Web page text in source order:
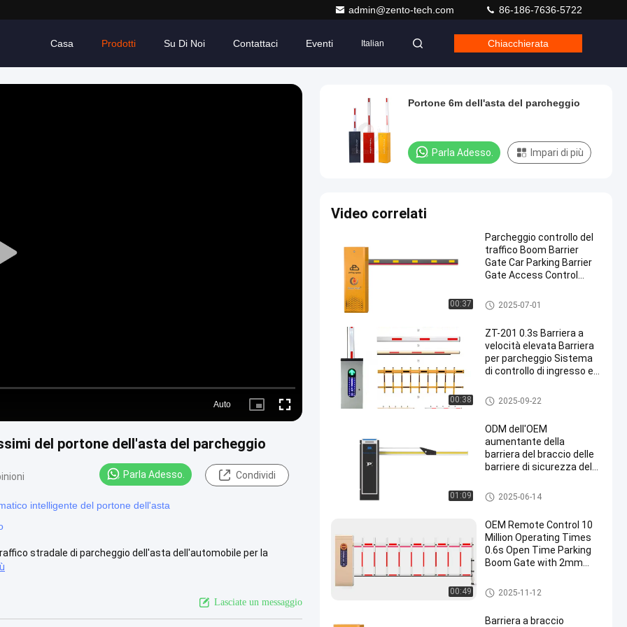
admin@zento-tech.com 86-186-7636-5722
Casa Prodotti Su Di Noi Contattaci Eventi Italian Chiacchierata
Play
Auto
Picture- Fullscreen
del portone dell'asta del parcheggio
Parla Adesso. Condividi
intelligente del portone dell'asta
stradale di parcheggio dell'asta dell'automobile per la
Lasciate un messaggio
Portone 6m dell'asta del parcheggio
Parla Adesso. Impari di più
Video correlati
00:37
Parcheggio controllo del
traffico Boom Barrier
Gate Car Parking Barrier
Gate Access Control
Portone dell'asta del parchegg
io
2025-07-01
00:38
ZT-201 0.3s Barriera a
velocità elevata Barriera
per parcheggio Sistema
di controllo di ingresso ed
Portone dell'asta del parchegg
io
2025-09-22
01:09
ODM dell'OEM
aumentante della
barriera del braccio delle
barriere di sicurezza del
Portone dell'asta del parchegg
io
2025-06-14
00:49
OEM Remote Control 10
Million Operating Times
0.6s Open Time Parking
Boom Gate with 2mm
Portone dell'asta del parchegg
io
2025-11-12
Barriera a braccio